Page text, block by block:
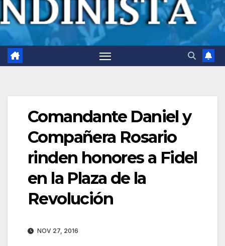
Comandante Daniel y
Compañera Rosario
rinden honores a Fidel
en la Plaza de la
Revolución
NOV 27, 2016